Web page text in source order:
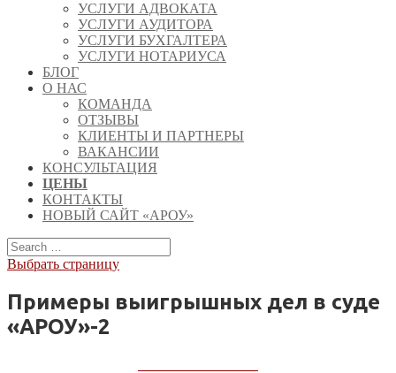
УСЛУГИ АДВОКАТА
УСЛУГИ АУДИТОРА
УСЛУГИ БУХГАЛТЕРА
УСЛУГИ НОТАРИУСА
БЛОГ
О НАС
КОМАНДА
ОТЗЫВЫ
КЛИЕНТЫ И ПАРТНЕРЫ
ВАКАНСИИ
КОНСУЛЬТАЦИЯ
ЦЕНЫ
КОНТАКТЫ
НОВЫЙ САЙТ «АРОУ»
Выбрать страницу
Примеры выигрышных дел в суде
«АРОУ»-2